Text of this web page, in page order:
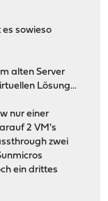
sowieso
alten Server
Lösung...
nur einer
2 VM's
zwei
ein drittes